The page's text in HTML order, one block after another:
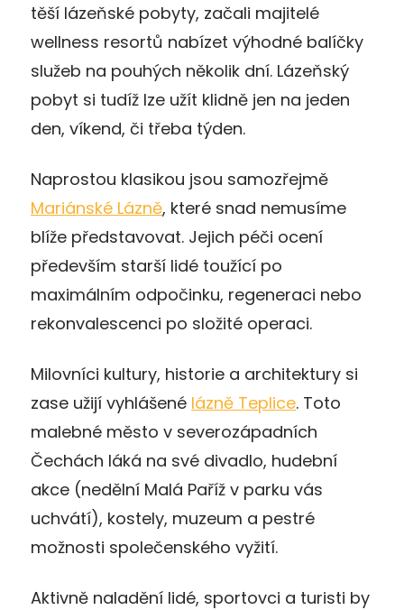
těší lázeňské pobyty, začali majitelé
wellness resortů nabízet výhodné balíčky
služeb na pouhých několik dní. Lázeňský
pobyt si tudíž lze užít klidně jen na jeden
den, víkend, či třeba týden.
Naprostou klasikou jsou samozřejmě
Mariánské Lázně, které snad nemusíme
blíže představovat. Jejich péči ocení
především starší lidé toužící po
maximálním odpočinku, regeneraci nebo
rekonvalescenci po složité operaci.
Milovníci kultury, historie a architektury si
zase užijí vyhlášené lázně Teplice. Toto
malebné město v severozápadních
Čechách láká na své divadlo, hudební
akce (nedělní Malá Paříž v parku vás
uchvátí), kostely, muzeum a pestré
možnosti společenského vyžití.
Aktivně naladění lidé, sportovci a turisti by